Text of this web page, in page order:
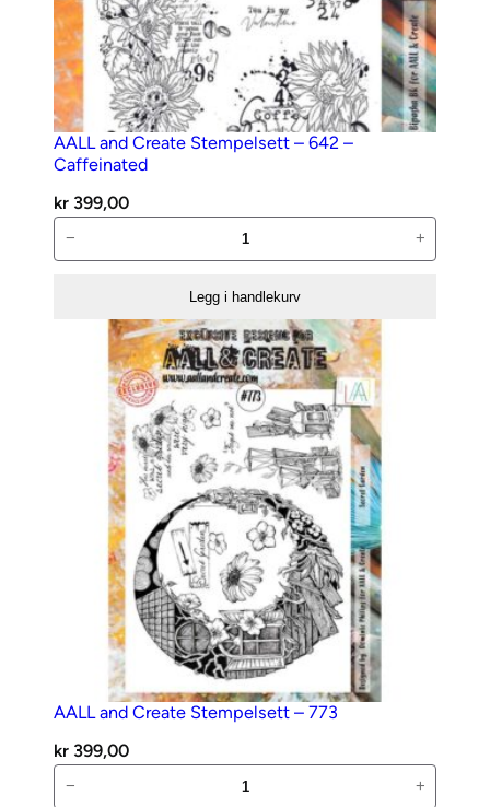
l
AALL and Create Stempelsett – 642 –
Caffeinated
kr 399,00
and
Caffeinated
− +
Legg i handlekurv
AALL and Create Stempelsett – 773
kr 399,00
− +